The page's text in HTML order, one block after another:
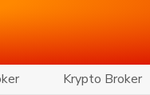
Krypto Broker